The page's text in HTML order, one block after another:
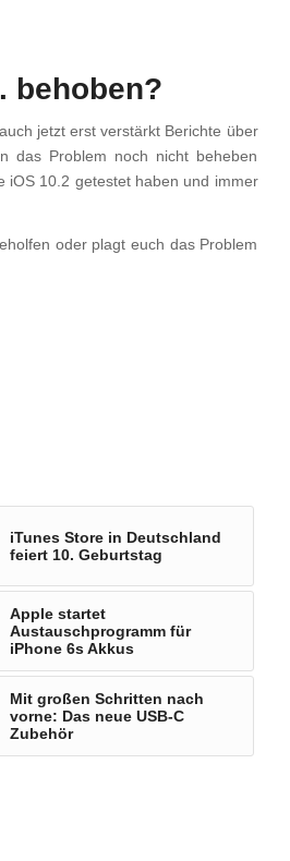
behoben?
jetzt erst verstärkt Berichte über
das Problem noch nicht beheben
iOS 10.2 getestet haben und immer
oder plagt euch das Problem
iTunes Store in Deutschland
feiert 10. Geburtstag
Apple startet
Austauschprogramm für
iPhone 6s Akkus
Mit großen Schritten nach
vorne: Das neue USB-C
Zubehör